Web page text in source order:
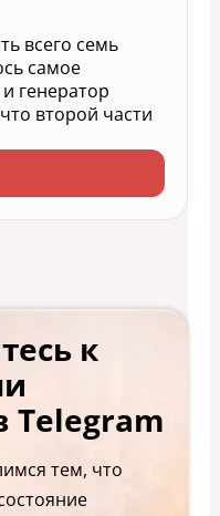
всего семь
самое
генератор
второй части
к
Telegram
тем, что